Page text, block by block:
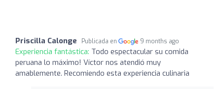
Priscilla Calonge Publicada en 9 months ago
Experiencia fantástica: Todo espectacular su comida
peruana lo máximo! Víctor nos atendió muy
amablemente. Recomiendo esta experiencia culinaria